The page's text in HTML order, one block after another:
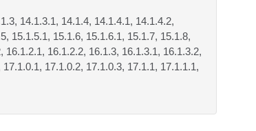
14.1.3.1, 14.1.4, 14.1.4.1, 14.1.4.2,
15.1.5.1, 15.1.6, 15.1.6.1, 15.1.7, 15.1.8,
16.1.2.2, 16.1.3, 16.1.3.1, 16.1.3.2,
17.1.0.2, 17.1.0.3, 17.1.1, 17.1.1.1,